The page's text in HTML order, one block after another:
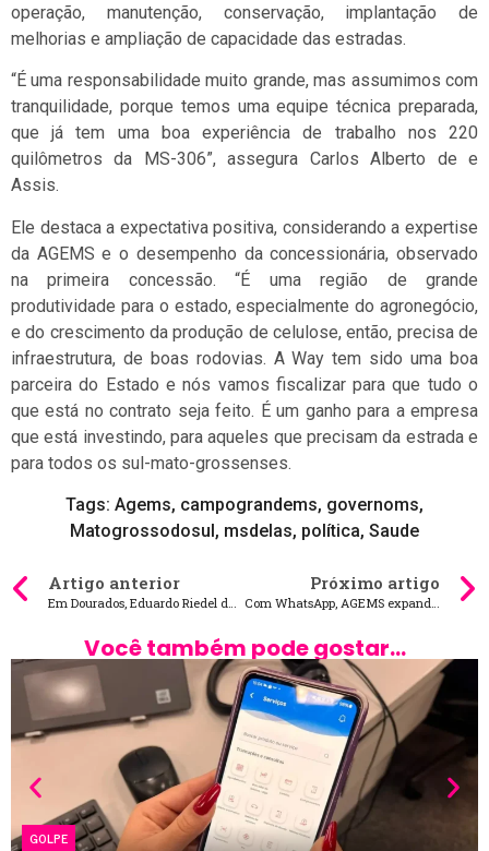
operação, manutenção, conservação, implantação de
melhorias e ampliação de capacidade das estradas.
“É uma responsabilidade muito grande, mas assumimos com
tranquilidade, porque temos uma equipe técnica preparada,
que já tem uma boa experiência de trabalho nos 220
quilômetros da MS-306”, assegura Carlos Alberto de e
Assis.
Ele destaca a expectativa positiva, considerando a expertise
da AGEMS e o desempenho da concessionária, observado
na primeira concessão. “É uma região de grande
produtividade para o estado, especialmente do agronegócio,
e do crescimento da produção de celulose, então, precisa de
infraestrutura, de boas rodovias. A Way tem sido uma boa
parceira do Estado e nós vamos fiscalizar para que tudo o
que está no contrato seja feito. É um ganho para a empresa
que está investindo, para aqueles que precisam da estrada e
para todos os sul-mato-grossenses.
Tags: Agems, campograndems, governoms,
Matogrossodosul, msdelas, política, Saude
Artigo anterior Próximo artigo
Você também pode gostar...
GOLPE